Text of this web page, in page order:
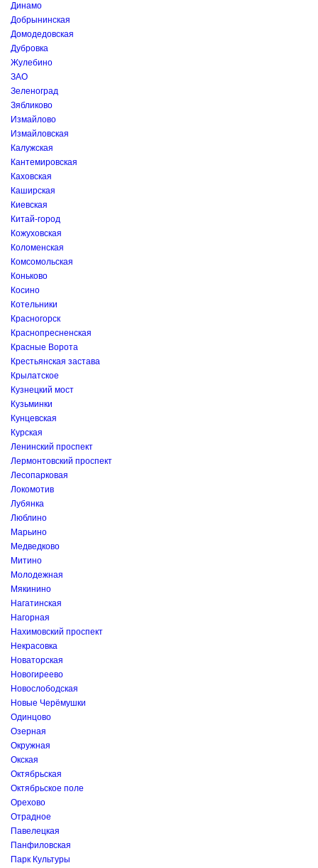
Динамо
Добрынинская
Домодедовская
Дубровка
Жулебино
ЗАО
Зеленоград
Зябликово
Измайлово
Измайловская
Калужская
Кантемировская
Каховская
Каширская
Киевская
Китай-город
Кожуховская
Коломенская
Комсомольская
Коньково
Косино
Котельники
Красногорск
Краснопресненская
Красные Ворота
Крестьянская застава
Крылатское
Кузнецкий мост
Кузьминки
Кунцевская
Курская
Ленинский проспект
Лермонтовский проспект
Лесопарковая
Локомотив
Лубянка
Люблино
Марьино
Медведково
Митино
Молодежная
Мякинино
Нагатинская
Нагорная
Нахимовский проспект
Некрасовка
Новаторская
Новогиреево
Новослободская
Новые Черёмушки
Одинцово
Озерная
Окружная
Окская
Октябрьская
Октябрьское поле
Орехово
Отрадное
Павелецкая
Панфиловская
Парк Культуры